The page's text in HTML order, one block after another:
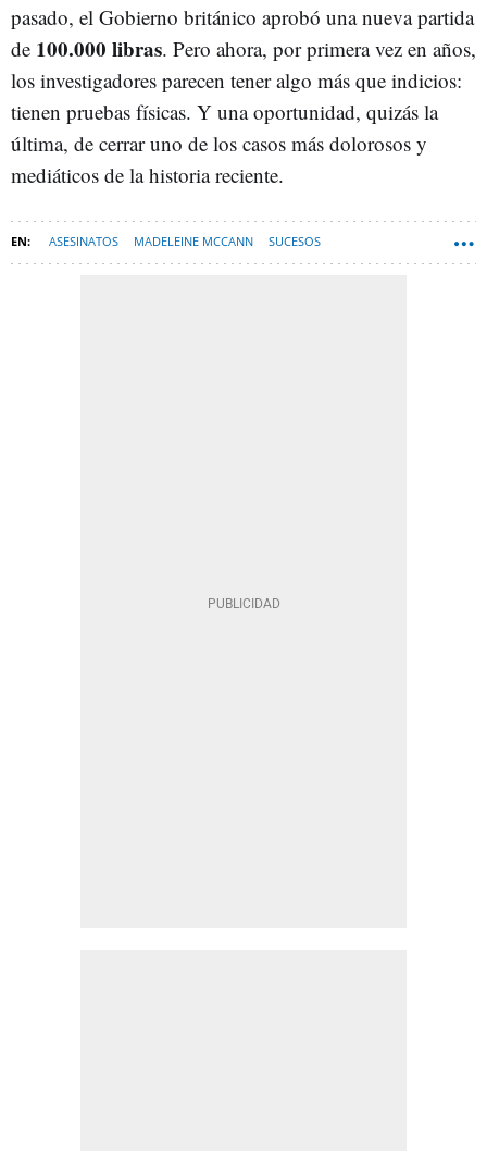
pasado, el Gobierno británico aprobó una nueva partida
de 100.000 libras. Pero ahora, por primera vez en años,
los investigadores parecen tener algo más que indicios:
tienen pruebas físicas. Y una oportunidad, quizás la
última, de cerrar uno de los casos más dolorosos y
mediáticos de la historia reciente.
ASESINATOS MADELEINE MCCANN SUCESOS